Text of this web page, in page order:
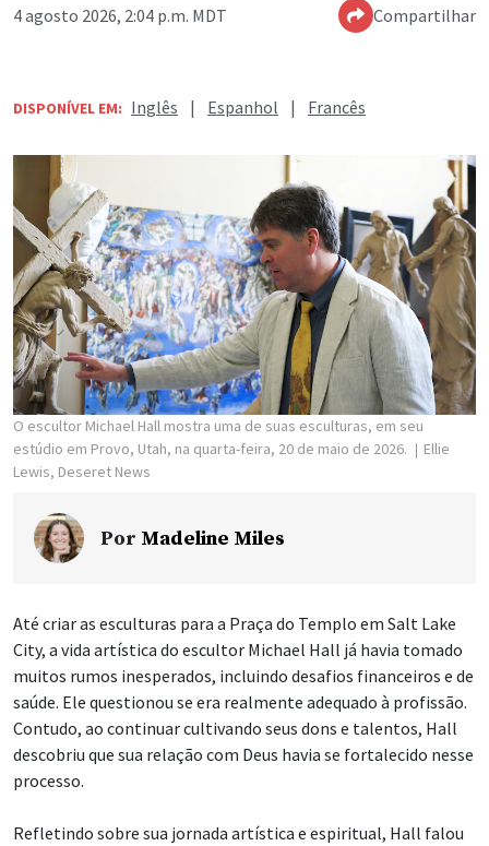
4 agosto 2026, 2:04 p.m. MDT Compartilhar
DISPONÍVEL EM: Inglês | Espanhol | Francês
O escultor Michael Hall mostra uma de suas esculturas, em seu
estúdio em Provo, Utah, na quarta-feira, 20 de maio de 2026.
Ellie
Lewis, Deseret News
Por Madeline Miles
Até criar as esculturas para a Praça do Templo em Salt Lake
City, a vida artística do escultor Michael Hall já havia tomado
muitos rumos inesperados, incluindo desafios financeiros e de
saúde. Ele questionou se era realmente adequado à profissão.
Contudo, ao continuar cultivando seus dons e talentos, Hall
descobriu que sua relação com Deus havia se fortalecido nesse
processo.
Refletindo sobre sua jornada artística e espiritual, Hall falou